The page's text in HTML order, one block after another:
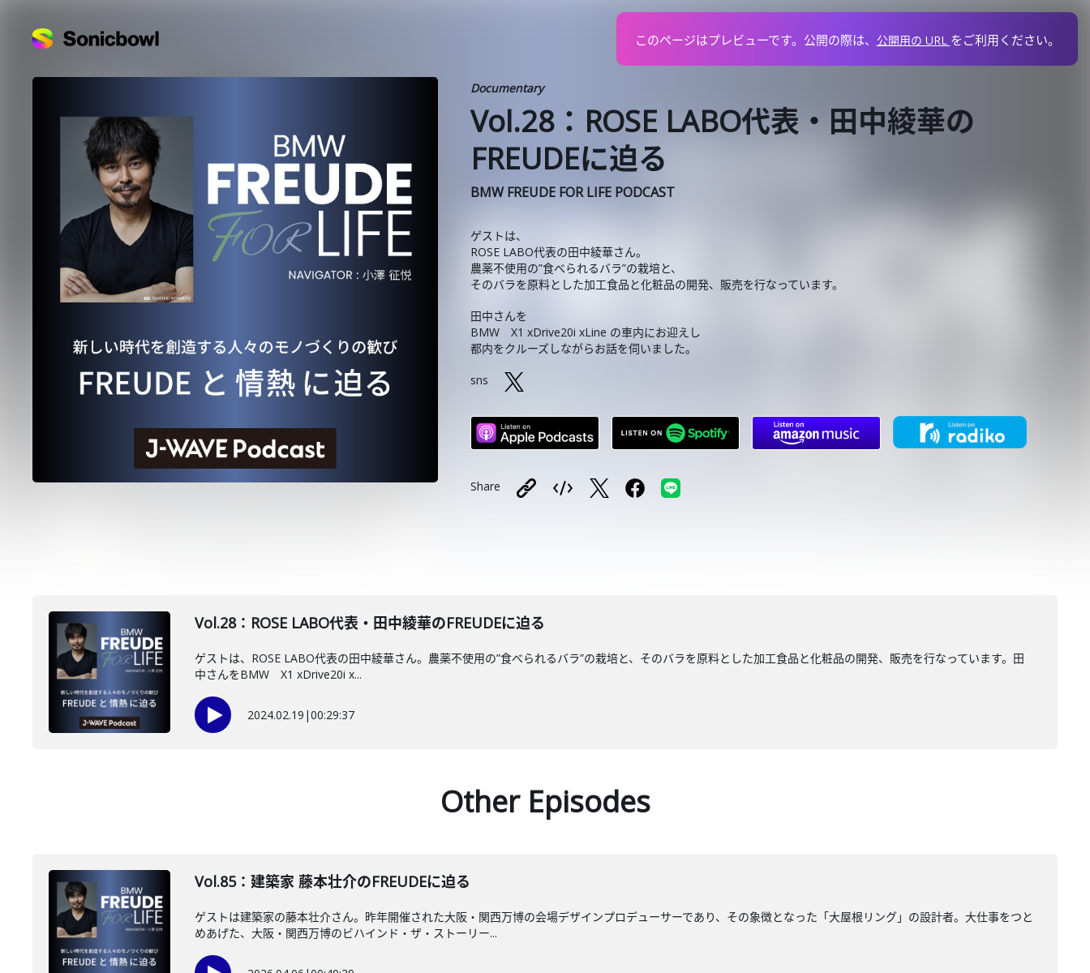
このページはプレビューです。 公開の際は、 公開用の URL を ご利用ください。
Documentary
Vol.28：ROSE LABO代表・田中綾華の
FREUDEに迫る
BMW FREUDE FOR LIFE PODCAST
ゲストは、
ROSE LABO代表の田中綾華さん。
農薬不使用の”食べられるバラ”の栽培と、
そのバラを原料とした加工食品と化粧品の開発、販売を行なっています。
田中さんを
BMW X1 xDrive20i xLine の車内にお迎えし
都内をクルーズしながらお話を伺いました。
sns
Share
Vol.28：ROSE LABO代表・田中綾華のFREUDEに迫る
ゲストは、ROSE LABO代表の田中綾華さん。農薬不使用の”食べられるバラ”の栽培と、そのバラを原料とした加工食品と化粧品の開発、販売を行なっています。田
中さんをBMW X1 xDrive20i x...
2024.02.19 |00:29:37
Other Episodes
Vol.85：建築家 藤本壮介のFREUDEに迫る
ゲストは建築家の藤本壮介さん。昨年開催された大阪・関西万博の会場デザインプロデューサーであり、その象徴となった「大屋根リング」の設計者。大仕事をつと
めあげた、大阪・関西万博のビハインド・ザ・ストーリー...